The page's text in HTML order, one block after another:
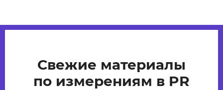
Свежие материалы
по измерениям в PR